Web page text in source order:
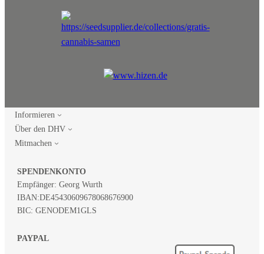
Informieren
Über den DHV
Mitmachen
SPENDENKONTO
Empfänger: Georg Wurth
IBAN:DE45430609678068676900
BIC: GENODEM1GLS
PAYPAL